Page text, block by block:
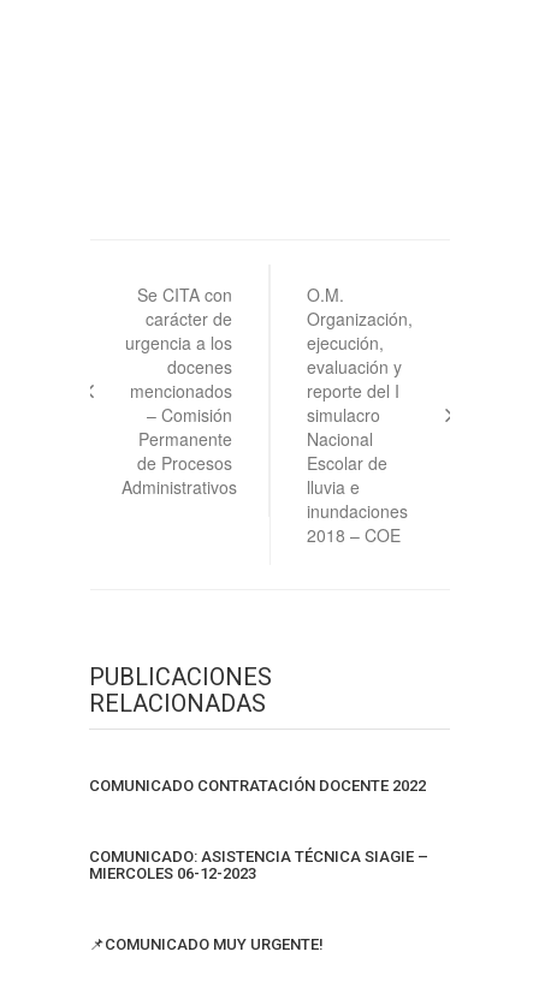
entradas
Se CITA con
carácter de
urgencia a los
docenes
mencionados
– Comisión
Permanente
de Procesos
Administrativos
O.M.
Organización,
ejecución,
evaluación y
reporte del I
simulacro
Nacional
Escolar de
lluvia e
inundaciones
2018 – COE
PUBLICACIONES
RELACIONADAS
COMUNICADO CONTRATACIÓN DOCENTE 2022
COMUNICADO: ASISTENCIA TÉCNICA SIAGIE –
MIERCOLES 06-12-2023
📌COMUNICADO MUY URGENTE!